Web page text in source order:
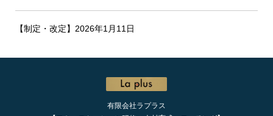
【制定・改定】2026年1月11日
有限会社ラプラス